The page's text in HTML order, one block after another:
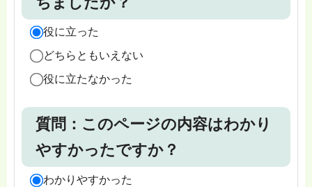
役に立った
どちらともいえない
役に立たなかった
質問：このページの内容はわかり
やすかったですか？
わかりやすかった